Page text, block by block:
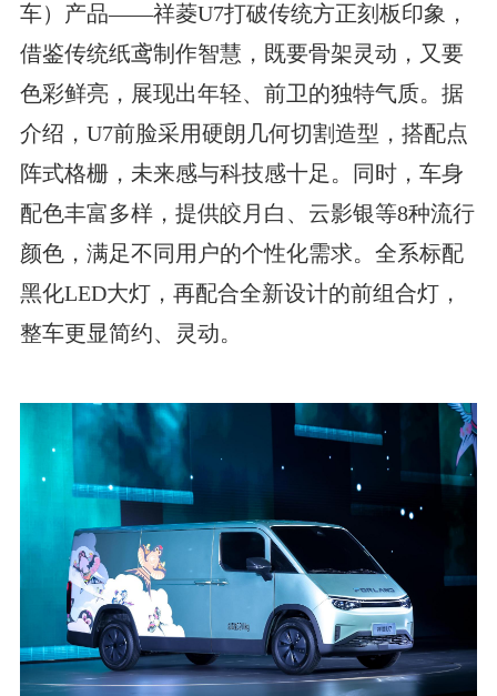
车）产品——祥菱U7打破传统方正刻板印象，
借鉴传统纸鸢制作智慧，既要骨架灵动，又要
色彩鲜亮，展现出年轻、前卫的独特气质。据
介绍，U7前脸采用硬朗几何切割造型，搭配点
阵式格栅，未来感与科技感十足。同时，车身
配色丰富多样，提供皎月白、云影银等8种流行
颜色，满足不同用户的个性化需求。全系标配
黑化LED大灯，再配合全新设计的前组合灯，
整车更显简约、灵动。